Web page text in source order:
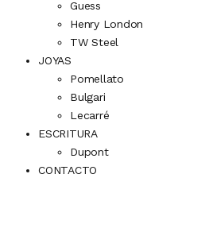
Guess
Henry London
TW Steel
JOYAS
Pomellato
Bulgari
Lecarré
ESCRITURA
Dupont
CONTACTO